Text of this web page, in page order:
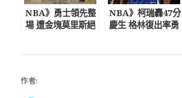
NBA》勇士領先整
場 遭金塊莫里斯絕
NBA》柯瑞轟47分
慶生 格林復出率勇
作者: